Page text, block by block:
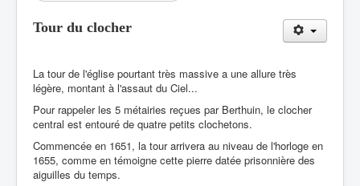
Tour du clocher
La tour de l'église pourtant très massive a une allure très
légère, montant à l'assaut du Ciel...
Pour rappeler les 5 métairies reçues par Berthuin, le clocher
central est entouré de quatre petits clochetons.
Commencée en 1651, la tour arrivera au niveau de l'horloge en
1655, comme en témoigne cette pierre datée prisonnière des
aiguilles du temps.